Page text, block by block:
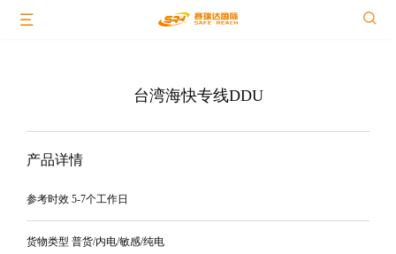
台湾海快专线DDU
产品详情
参考时效 5-7个工作日
货物类型 普货/内电/敏感/纯电